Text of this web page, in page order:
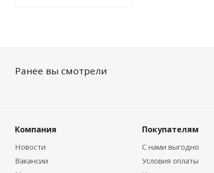
Ранее вы смотрели
Компания
Новости
Вакансии
Покупателям
С нами выгодно
Условия оплаты